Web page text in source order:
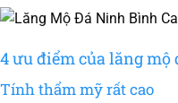
4 ưu điểm của lăng
Tính thẩm mỹ rất cao